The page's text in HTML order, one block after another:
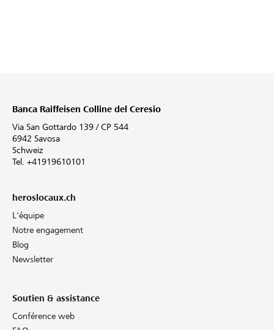
Banca Raiffeisen Colline del Ceresio
Via San Gottardo 139 / CP 544
6942 Savosa
Schweiz
Tel. +41919610101
heroslocaux.ch
L'équipe
Notre engagement
Blog
Newsletter
Soutien & assistance
Conférence web